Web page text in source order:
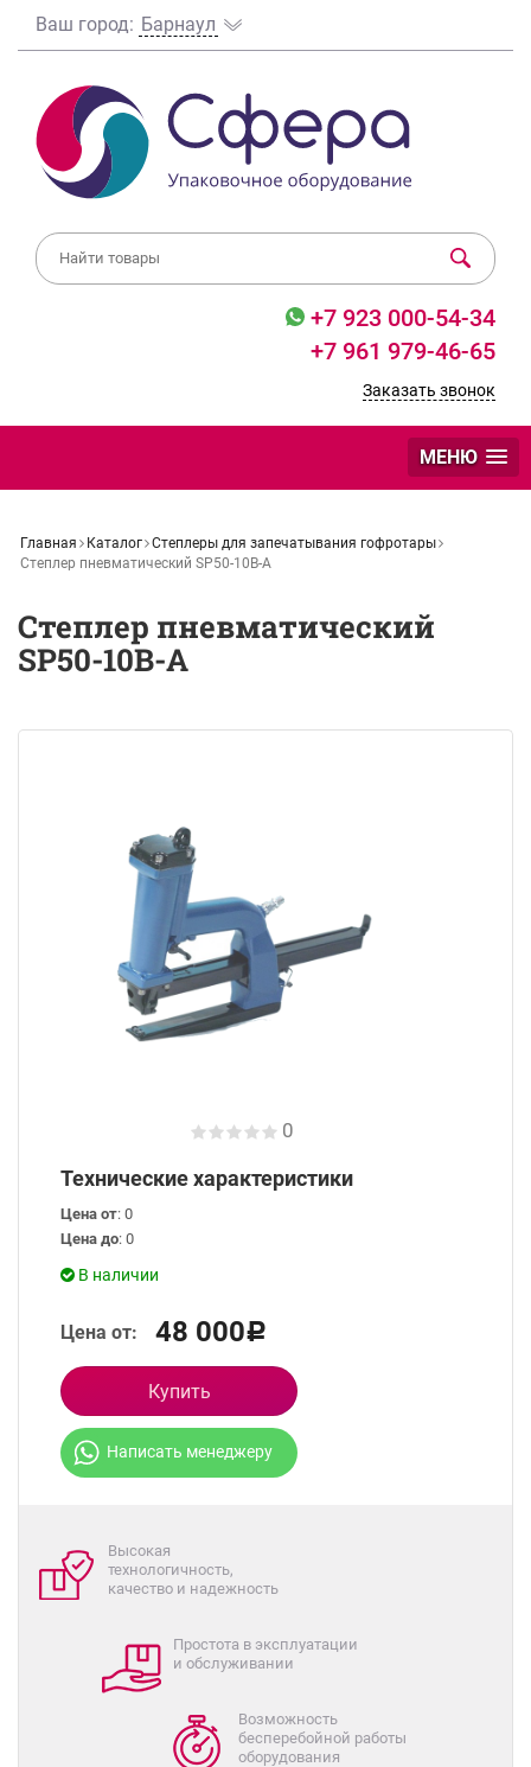
Ваш город: Барнаул
+7 923 000-54-34
+7 961 979-46-65
Заказать звонок
МЕНЮ
Главная Каталог Степлеры для запечатывания гофротары
Степлер пневматический SP50-10B-A
Степлер пневматический
SP50-10B-A
0
Технические характеристики
Цена от: 0
Цена до: 0
В наличии
Цена от: 48 000Р
Купить
Написать менеджеру
Высокая
технологичность,
качество и надежность
Простота в эксплуатации
и обслуживании
Возможность
бесперебойной работы
оборудования